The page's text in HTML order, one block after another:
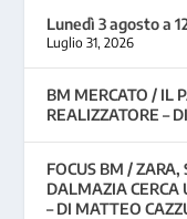
Lunedì 3 agosto a
Luglio 31, 2026
BM MERCATO / IL
REALIZZATORE –
FOCUS BM / ZARA,
DALMAZIA CERCA
– DI MATTEO